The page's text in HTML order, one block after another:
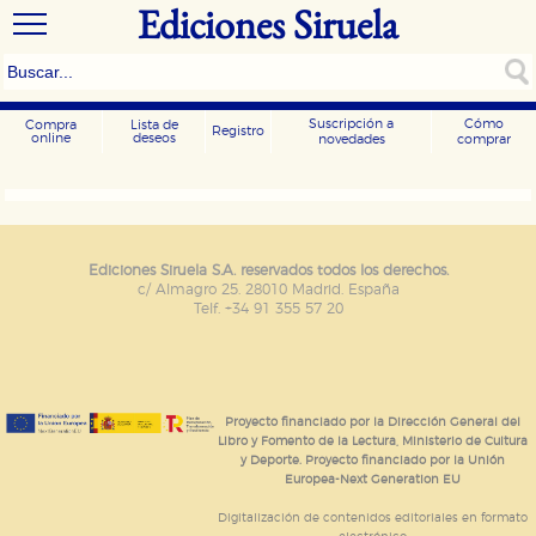
Ediciones Siruela
Compra
online
Lista de
deseos
Registro
Suscripción a
novedades
Cómo
comprar
Ediciones Siruela S.A. reservados todos los derechos.
c/ Almagro 25. 28010 Madrid. España
Telf. +34 91 355 57 20
Proyecto financiado por la Dirección General del
Libro y Fomento de la Lectura, Ministerio de Cultura
y Deporte. Proyecto financiado por la Unión
Europea-Next Generation EU
Digitalización de contenidos editoriales en formato
navegador, pero en ese caso es posible que algunas
áreas de nuestra web dejen de funcionar
Cookies de rendimiento y analíticas
Estas cookies se utilizan para mejorar su experiencia